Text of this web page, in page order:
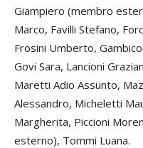
Giampiero (membro
Marco, Favilli Stefano,
Frosini Umberto,
Govi Sara, Lancioni
Maretti Adio Assunto,
Alessandro, Micheletti
Margherita, Piccioni
esterno), Tommi Luana.